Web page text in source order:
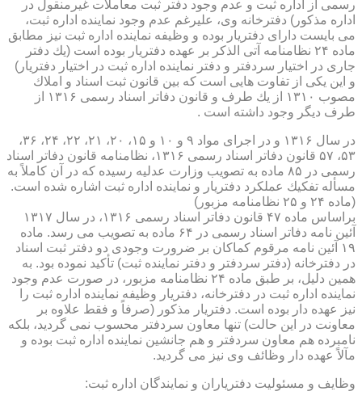
رسمی از اداره ثبت و عدم وجود دفتر ثبت معاملات غیرمنقول در
اداره مذكور) دفترخانه وی، علیرغم عدم وجود نماینده اداره ثبت،
می بایست دارای دفتریار بوده و وظیفه نماینده اداره ثبت نیز مطابق
ماده ۲۴ نظامنامه آتی الذكر بر عهده دفتریار بوده است (یك دفتر
جاری در اختیار سردفتر و دفتر نماینده اداره ثبت در اختیار دفتریار)
و این یكی از تفاوت هایی است كه بین قانون ثبت اسناد و املاك
مصوب ۱۳۱۰ از یك طرف و قانون دفاتر اسناد رسمی ۱۳۱۶ از
طرف دیگر وجود داشته است .
در سال ۱۳۱۶ و در اجرای مواد ۹ و ۱۰ و ۱۵، ۲۰، ۲۱، ۲۲، ۲۴، ۳۶،
۵۳، ۵۷ قانون دفاتر اسناد رسمی ۱۳۱۶، نظامنامه قانون دفاتر اسناد
رسمی در ۸۵ ماده به تصویب وزارت عدلیه رسیده كه در آن كاملاً به
مسأله تفكیك عملكرد دفتریار و نماینده اداره ثبت اشاره شده است.
(ماده ۲۴ و ۲۵ نظامنامه مزبور)
براساس ماده ۴۷ قانون دفاتر اسناد رسمی ۱۳۱۶، در سال ۱۳۱۷
آئین نامه دفاتر اسناد رسمی در ۶۴ ماده به تصویب می رسد. ماده
۱۹ آئین نامه مرقوم كماكان بر ضرورت وجودی دو دفتر ثبت اسناد
در دفترخانه (دفتر سردفتر و دفتر نماینده ثبت) تأكید نموده بود. به
همین دلیل، بر طبق ماده ۲۴ نظامنامه مزبور، در صورت عدم وجود
نماینده اداره ثبت در دفترخانه، دفتریار وظیفه نماینده اداره ثبت را
نیز عهده دار بوده است. دفتریار مذكور (صرفاً و فقط علاوه بر
معاونت در این حالت) تنها معاون سردفتر محسوب نمی گردید، بلكه
نامبرده هم معاون سردفتر و هم جانشین نماینده اداره ثبت بوده و
مآلاً عهده دار وظائف وی نیز می گردید.
وظایف و مسئولیت دفتریاران و نمایندگان اداره ثبت: